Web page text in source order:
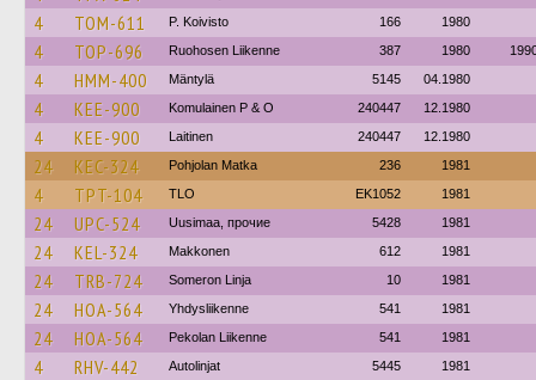
4 TOM-611 P. Koivisto 166 1980
4 TOP-696 Ruohosen Liikenne 387 1980
4 HMM-400 Mäntylä 5145 04.1980
4 KEE-900 Komulainen P & O 240447 12.1980
4 KEE-900 Laitinen 240447 12.1980
24 KEC-324 Pohjolan Matka 236 1981
4 TPT-104 TLO EK1052 1981
24 UPC-524 Uusimaa, прочие 5428 1981
24 KEL-324 Makkonen 612 1981
24 TRB-724 Someron Linja 10 1981
24 HOA-564 Yhdysliikenne 541 1981
24 HOA-564 Pekolan Liikenne 541 1981
4 RHV-442 Autolinjat 5445 1981